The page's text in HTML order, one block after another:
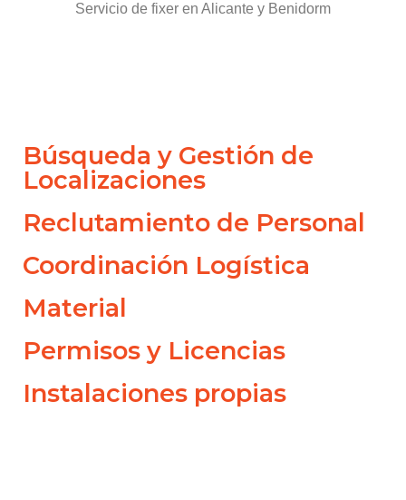
Servicio de fixer en Alicante y Benidorm
Búsqueda y Gestión de
Localizaciones
Reclutamiento de Personal
Coordinación Logística
Material
Permisos y Licencias
Instalaciones propias